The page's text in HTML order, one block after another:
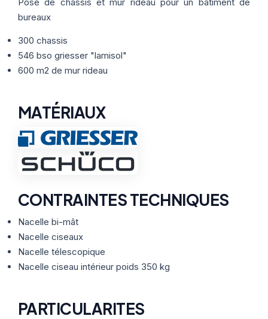
Nos Formules ACTUALITÉS
CONTACT
bureaux
300 chassis
546 bso griesser "lamisol"
600 m2 de mur rideau
MATÉRIAUX
CONTRAINTES TECHNIQUES
Nacelle bi-mât
Nacelle ciseaux
Nacelle télescopique
Nacelle ciseau intérieur poids 350 kg
PARTICULARITES